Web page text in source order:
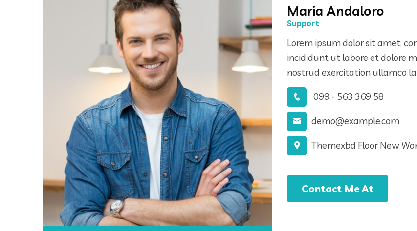
Maria Andaloro
Support
Lorem ipsum dolor sit amet,
incididunt ut labore et dolore
nostrud exercitation ullamco
099 - 563 369 58
demo@example.com
Themexbd Floor New
Contact Me At